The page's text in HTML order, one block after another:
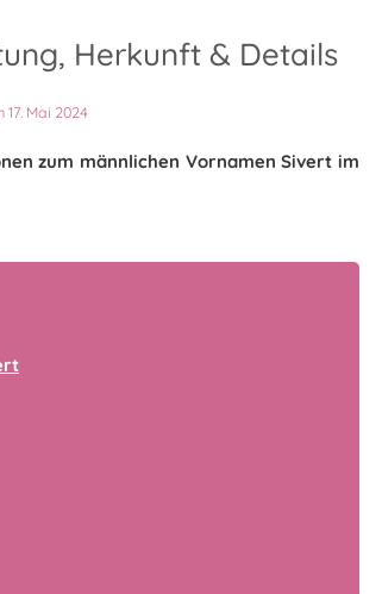
Herkunft & Details
Mai 2024
zum männlichen Vornamen Sivert im